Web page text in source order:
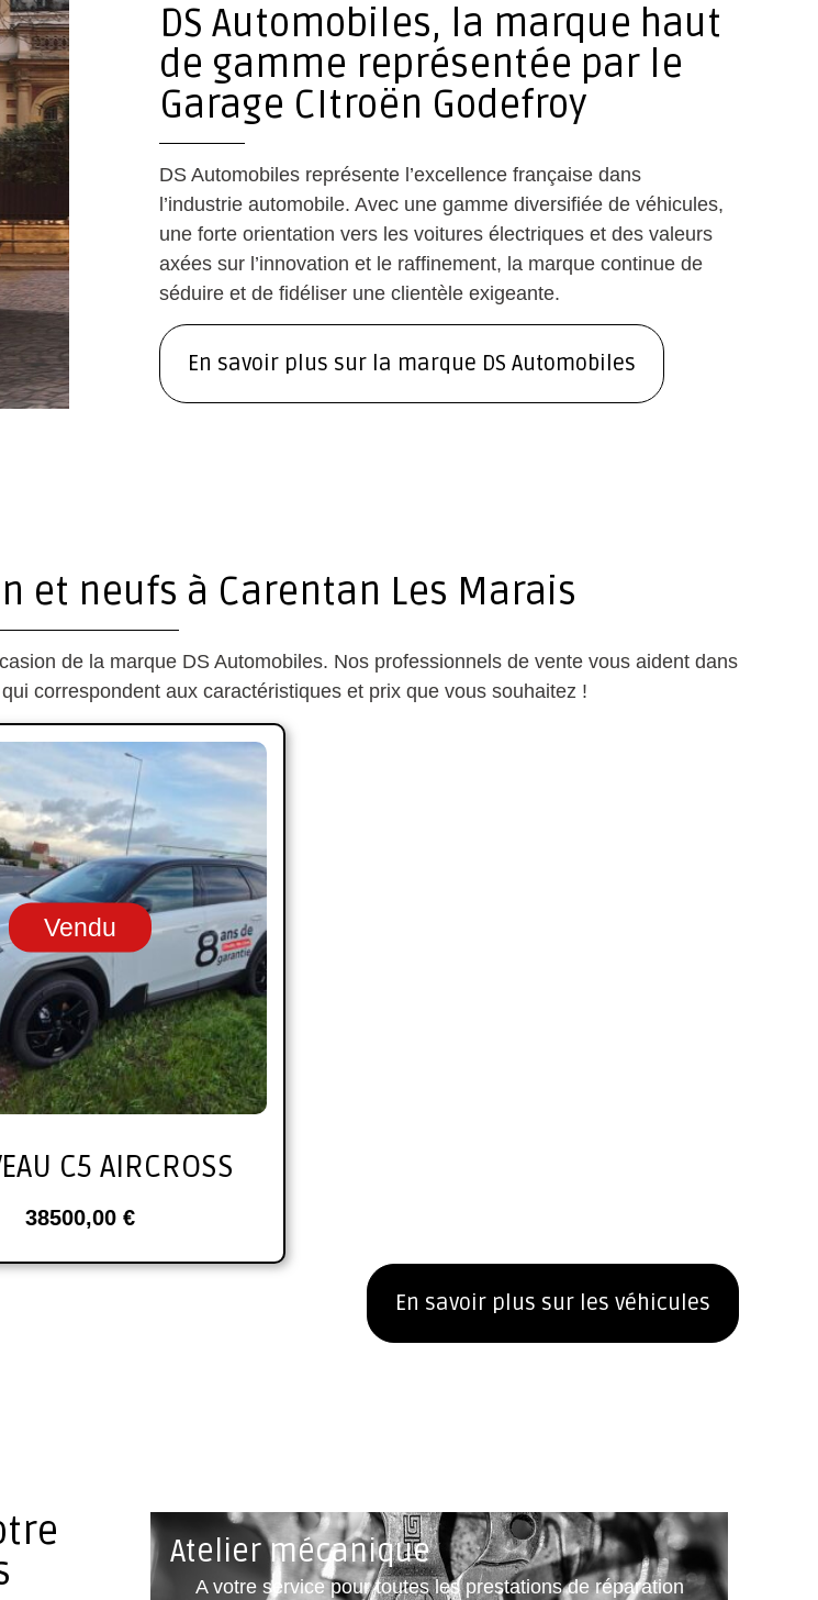
DS Automobiles, la marque haut
de gamme représentée par le
Garage CItroën Godefroy
DS Automobiles représente l’excellence française dans
l’industrie automobile. Avec une gamme diversifiée de véhicules,
une forte orientation vers les voitures électriques et des valeurs
axées sur l’innovation et le raffinement, la marque continue de
séduire et de fidéliser une clientèle exigeante.
En savoir plus sur la marque DS Automobiles
et neufs à Carentan Les Marais
de la marque DS Automobiles. Nos professionnels de vente vous aident dans
correspondent aux caractéristiques et prix que vous souhaitez !
Vendu
C5 AIRCROSS
38500,00 €
En savoir plus sur les véhicules
Atelier mécanique
A votre service pour toutes les prestations de réparation